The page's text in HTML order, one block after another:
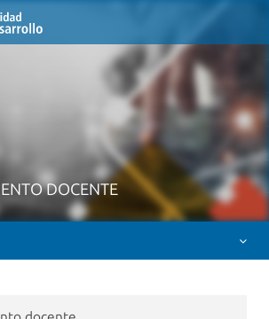
DOCENTE